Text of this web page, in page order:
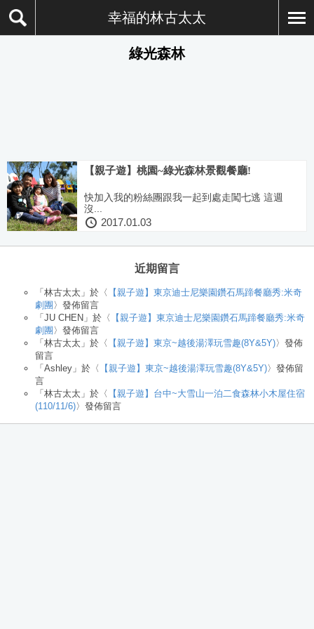
幸福的林古太太
綠光森林
【親子遊】桃園~綠光森林景觀餐廳!
快加入我的粉絲團跟我一起到處走闖七逃 這週
沒...
2017.01.03
近期留言
「 林古太太 」於〈
【親子遊】東京迪士尼樂園鑽石馬蹄餐廳秀:米奇
劇團 〉發佈留言
「 JU CHEN 」於〈
【親子遊】東京迪士尼樂園鑽石馬蹄餐廳秀:米奇
劇團 〉發佈留言
「 林古太太 」於〈 【親子遊】東京~越後湯澤玩雪趣(8Y&5Y)〉發佈
留言
「 Ashley 」於〈 【親子遊】東京~越後湯澤玩雪趣(8Y&5Y)〉發佈留
言
「 林古太太 」於〈
【親子遊】台中~大雪山一泊二食森林小木屋住宿
(110/11/6)〉發佈留言